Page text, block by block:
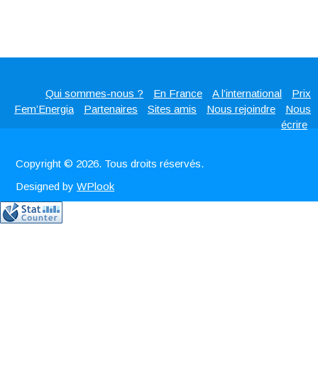
Qui sommes-nous ? En France A l’international
Prix
Fem’Energia
Partenaires Sites amis Nous rejoindre
Nous
écrire
Copyright © 2026. Tous droits réservés.
Designed byWPlook